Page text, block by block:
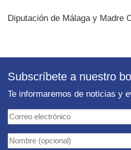
Diputación de Málaga y Madre
Subscríbete a nuestro
Te informaremos de noticias y